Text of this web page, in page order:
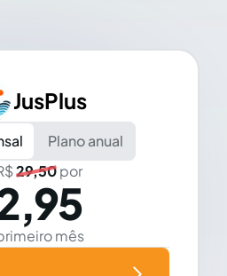
JusPlus
Plano anual
29,50por
mês